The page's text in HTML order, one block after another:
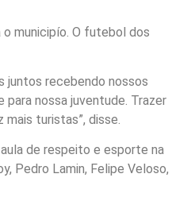
municipío. O futebol dos
juntos recebendo nossos
nossa juventude. Trazer
mais turistas”, disse.
de respeito e esporte na
Pedro Lamin, Felipe Veloso,